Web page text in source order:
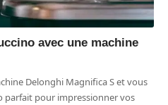
avec une machine
Delonghi Magnifica S et vous
parfait pour impressionner vos